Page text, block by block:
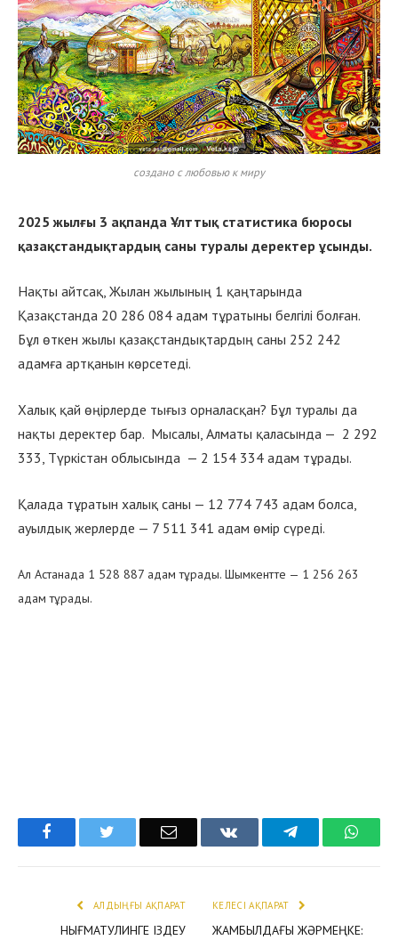
создано с любовью к миру
2025 жылғы 3 ақпанда Ұлттық статистика бюросы
қазақстандықтардың саны туралы деректер ұсынды.
Нақты айтсақ, Жылан жылының 1 қаңтарында
Қазақстанда 20 286 084 адам тұратыны белгілі болған.
Бұл өткен жылы қазақстандықтардың саны 252 242
адамға артқанын көрсетеді.
Халық қай өңірлерде тығыз орналасқан? Бұл туралы да
нақты деректер бар. Мысалы, Алматы қаласында — 2 292
333, Түркістан облысында — 2 154 334 адам тұрады.
Қалада тұратын халық саны — 12 774 743 адам болса,
ауылдық жерлерде — 7 511 341 адам өмір сүреді.
Ал Астанада 1 528 887 адам тұрады. Шымкентте — 1 256 263
адам тұрады.
Facebook Email VKontakteTelegram
АЛДЫҢҒЫ АҚПАРАТ
НЫҒМАТУЛИНГЕ ІЗДЕУ
КЕЛЕСІ АҚПАРАТ
ЖАМБЫЛДАҒЫ ЖӘРМЕҢКЕ: